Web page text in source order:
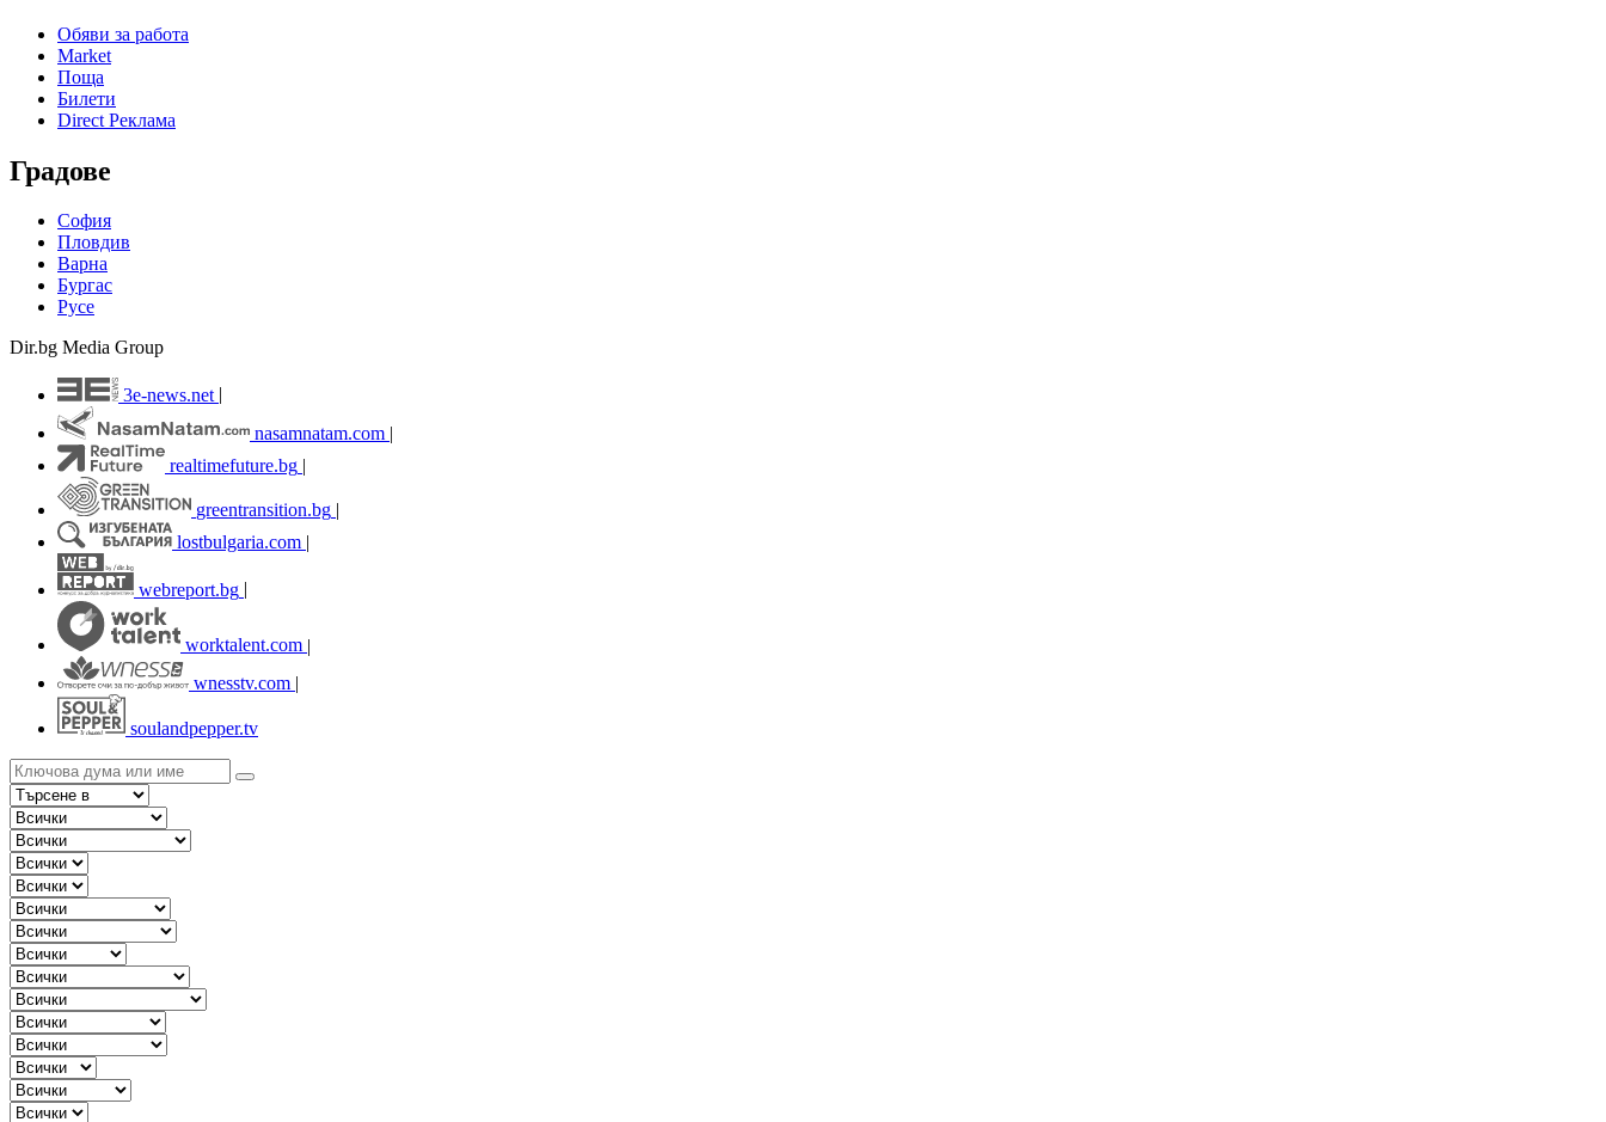
Обяви за работа
Market
Поща
Билети
Direct Реклама
Градове
София
Пловдив
Варна
Бургас
Русе
Dir.bg Media Group
3e-news.net
nasamnatam.com |
realtimefuture.bg |
greentransition.bg |
lostbulgaria.com |
webreport.bg
worktalent.com |
wnesstv.com |
soulandpepper.tv